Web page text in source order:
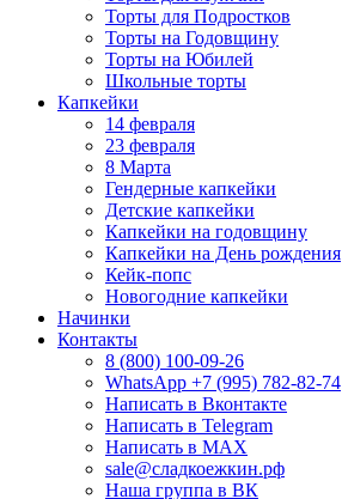
Торты для Подростков
Торты на Годовщину
Торты на Юбилей
Школьные торты
Капкейки
14 февраля
23 февраля
8 Марта
Гендерные капкейки
Детские капкейки
Капкейки на годовщину
Капкейки на День рождения
Кейк-попс
Новогодние капкейки
Начинки
Контакты
8 (800) 100-09-26
WhatsApp +7 (995) 782-82-74
Написать в Вконтакте
Написать в Telegram
Написать в MAX
sale@сладкоежкин.рф
Наша группа в ВК